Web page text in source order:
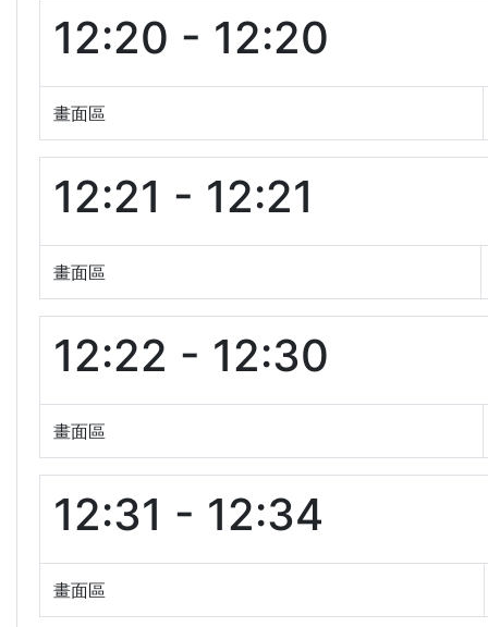
12:20 - 12:20
畫面區
12:21 - 12:21
畫面區
12:22 - 12:30
畫面區
12:31 - 12:34
畫面區